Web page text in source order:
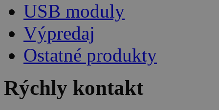
USB moduly
Výpredaj
Ostatné produkty
Rýchly kontakt